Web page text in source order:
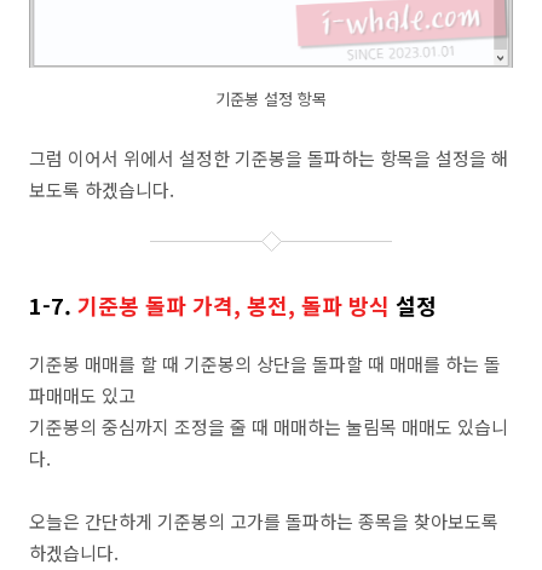
기준봉 설정 항목
그럼 이어서 위에서 설정한 기준봉을 돌파하는 항목을 설정을 해
보도록 하겠습니다.
1-7. 기준봉 돌파 가격, 봉전, 돌파 방식 설정
기준봉 매매를 할 때 기준봉의 상단을 돌파할 때 매매를 하는 돌
파매매도 있고
기준봉의 중심까지 조정을 줄 때 매매하는 눌림목 매매도 있습니
다.
오늘은 간단하게 기준봉의 고가를 돌파하는 종목을 찾아보도록
하겠습니다.